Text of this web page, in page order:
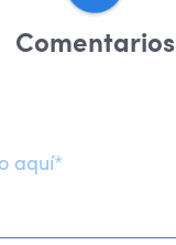
Comentarios